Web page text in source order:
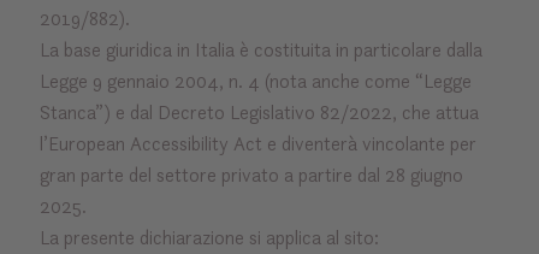
2019/882).
La base giuridica in Italia è costituita in particolare dalla
Legge 9 gennaio 2004, n. 4 (nota anche come “Legge
Stanca”) e dal Decreto Legislativo 82/2022, che attua
l’European Accessibility Act e diventerà vincolante per
gran parte del settore privato a partire dal 28 giugno
2025.
La presente dichiarazione si applica al sito: